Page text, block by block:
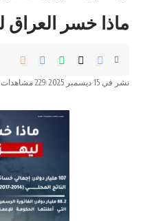
ماذا خسر
نشر في 15 ديسمبر 2025 229 مشاهدات